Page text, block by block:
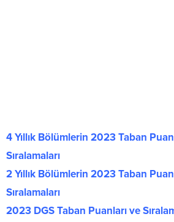
4 Yıllık Bölümlerin 2023 Taban
Sıralamaları
2 Yıllık Bölümlerin 2023 Taban
Sıralamaları
2023 DGS Taban Puanları ve